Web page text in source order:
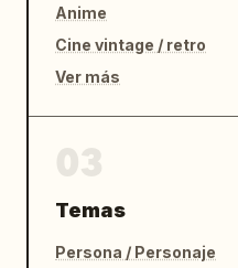
Anime
Cine vintage / retro
Ver más
Temas
Persona / Personaje